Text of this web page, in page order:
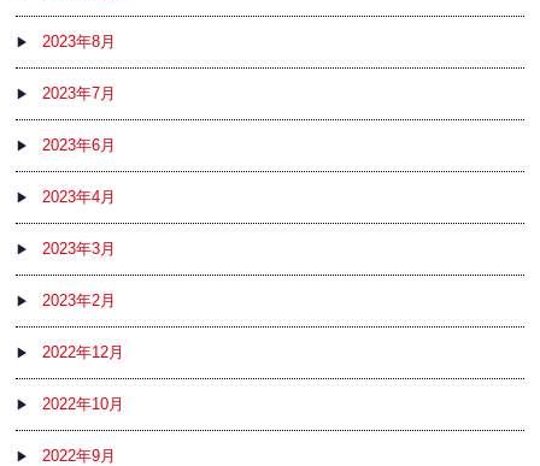
2023年8月
2023年7月
2023年6月
2023年4月
2023年3月
2023年2月
2022年12月
2022年10月
2022年9月